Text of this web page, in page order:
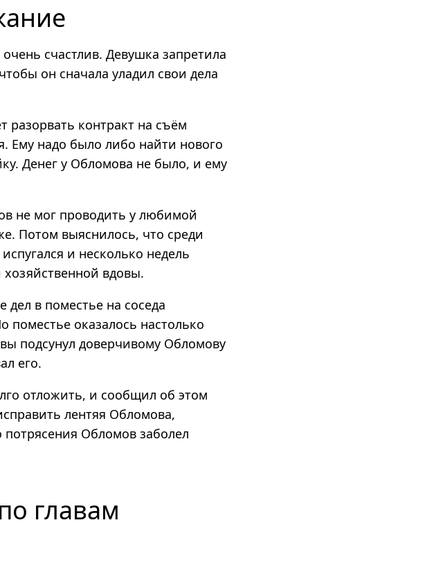
счастлив. Девушка запретила
он сначала уладил свои дела
разорвать контракт на съём
Ему надо было либо найти нового
Денег у Обломова не было, и ему
не мог проводить у любимой
Потом выяснилось, что среди
и несколько недель
вдовы.
в поместье на соседа
поместье оказалось настолько
подсунул доверчивому Обломову
его.
отложить, и сообщил об этом
лентяя Обломова,
Обломов заболел
главам